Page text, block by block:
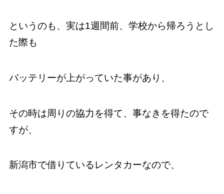
というのも、実は1週間前、学校から帰ろうとし
た際も
バッテリーが上がっていた事があり、
その時は周りの協力を得て、事なきを得たので
すが、
新潟市で借りているレンタカーなので、